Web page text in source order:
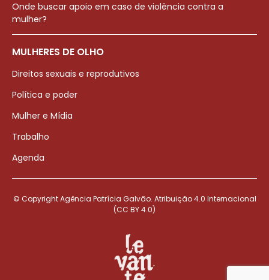
Onde buscar apoio em caso de violência contra a
mulher?
MULHERES DE OLHO
Direitos sexuais e reprodutivos
Política e poder
Mulher e Mídia
Trabalho
Agenda
© Copyright Agência Patrícia Galvão. Atribuição 4.0 Internacional
(CC BY 4.0)